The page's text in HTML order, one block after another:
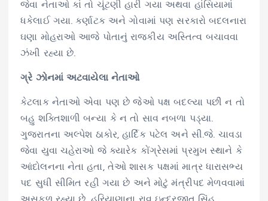
જેવા નેતાઓ કાં તો ચૂંટણી હારી ગયા અથવા હાંસિયામાં
ધકેલાઈ ગયા. કર્ણાટક અને ગોવામાં પણ સરકારો બદલનારા
ઘણા મોહરાઓ આજે પોતાનું રાજકીય અસ્તિત્વ બચાવવા
ઝંખી રહ્યા છે.
ગ્રે ઝોનમાં અટવાયેલા નેતાઓ
કેટલાક નેતાઓ એવા પણ છે જેઓ પક્ષ બદલ્યા પછી ન તો
બહુ શક્તિશાળી બન્યા કે ન તો સાવ નબળા પડ્યા.
ગુજરાતના અલ્પેશ ઠાકોર, હાર્દિક પટેલ અને સી.જે. ચાવડા
જેવા યુવા ચહેરાઓ જે ક્યારેક કોંગ્રેસમાં પ્રમુખ સ્થાને કે
આંદોલનના નેતા હતા, તેઓ શાસક પક્ષમાં માત્ર ધારાસભ્ય
પદ સુધી સીમિત રહી ગયા છે અને મોટું મંત્રીપદ મેળવવામાં